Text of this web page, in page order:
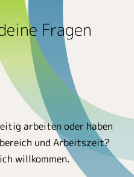
Fragen
arbeiten oder haben
und Arbeitszeit?
willkommen.